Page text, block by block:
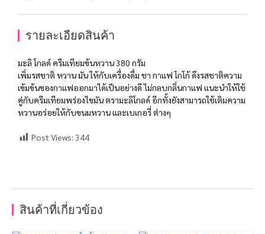
รายละเอียดสินค้า
มะลิ โกลด์ ครีมเทียมข้นหวาน 380 กรัม
เพิ่มรสชาติ หวาน มัน ให้กับเครื่องดื่ม ชา กาเเฟ โกโก้ ดึงรสชาติความ
เข้มข้นของกาแฟออกมาได้เป็นอย่างดี ไม่กลบกลิ่นกาเเฟ เเนะนำให้ใช้
คู่กับครีมเทียมพร่องไขมัน ตรามะลิโกลด์ อีกทั้งยังสามารถใช้เติมความ
หวานอร่อยให้กับขนมหวาน และเบเกอรี่ ต่างๆ
Post Views: 344
สินค้าที่เกี่ยวข้อง